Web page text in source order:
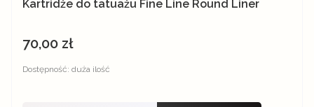
Kartridże do tatuażu Fine Line Round Liner
Cena
70,00 zł
Dostępność: duża ilość